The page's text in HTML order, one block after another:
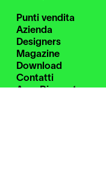
Punti vendita
Azienda
Designers
Magazine
Download
Contatti
Area Riservata